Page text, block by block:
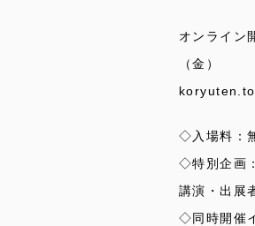
オンライン
（金
◇入場料：
◇特別企画
講演・出展
◇同時開催